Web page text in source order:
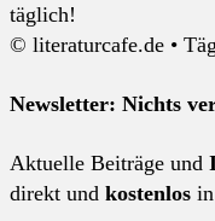
täglich!
© literaturcafe.de •
Newsletter: Nichts
Aktuelle Beiträge und
direkt und kostenlos